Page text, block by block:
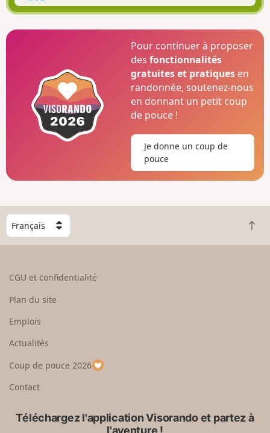
Pour continuer à proposer
desfonctionnalités
gratuites et pratiques en
randonnée, soutenez-nous
en donnant un petit coup
de pouce !
Je donne un coup de
pouce
C
h
o
e
u
p
a
R
e
CGU et confidentialité
Plan du site
Emplois
Actualités
Coup de pouce 2026
Contact
Téléchargez l'application Visorando et partez à
l'aventure !